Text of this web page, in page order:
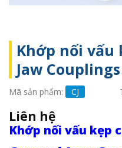
Khớp nối vấu
Jaw Couplings
Mã sản phẩm: CJ
Liên hệ
Khớp nối vấu kẹp